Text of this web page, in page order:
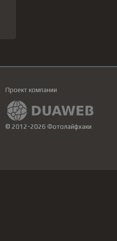
Проект компании
© 2012-2026 Фотолайфхаки